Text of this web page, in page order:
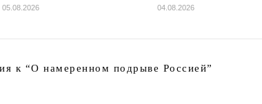
05.08.2026 04.08.2026
к “О намеренном подрыве Россией”